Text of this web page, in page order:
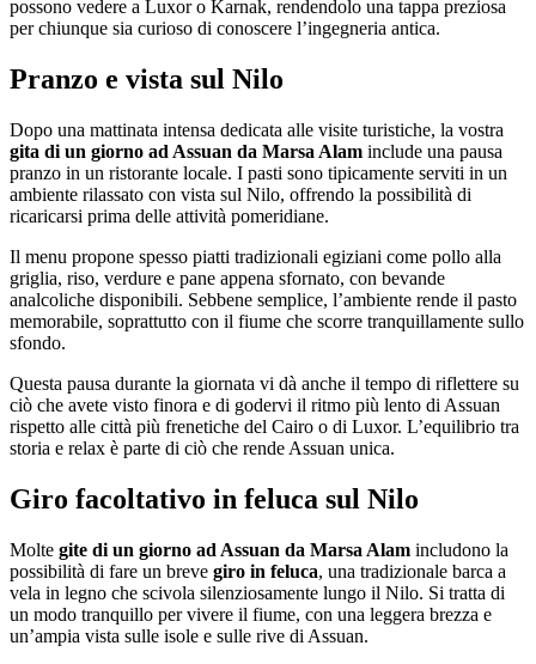
possono vedere a Luxor o Karnak, rendendolo una tappa preziosa
per chiunque sia curioso di conoscere l’ingegneria antica.
Pranzo e vista sul Nilo
Dopo una mattinata intensa dedicata alle visite turistiche, la vostra
gita di un giorno ad Assuan da Marsa Alam include una pausa
pranzo in un ristorante locale. I pasti sono tipicamente serviti in un
ambiente rilassato con vista sul Nilo, offrendo la possibilità di
ricaricarsi prima delle attività pomeridiane.
Il menu propone spesso piatti tradizionali egiziani come pollo alla
griglia, riso, verdure e pane appena sfornato, con bevande
analcoliche disponibili. Sebbene semplice, l’ambiente rende il pasto
memorabile, soprattutto con il fiume che scorre tranquillamente sullo
sfondo.
Questa pausa durante la giornata vi dà anche il tempo di riflettere su
ciò che avete visto finora e di godervi il ritmo più lento di Assuan
rispetto alle città più frenetiche del Cairo o di Luxor. L’equilibrio tra
storia e relax è parte di ciò che rende Assuan unica.
Giro facoltativo in feluca sul Nilo
Molte gite di un giorno ad Assuan da Marsa Alam includono la
possibilità di fare un breve giro in feluca, una tradizionale barca a
vela in legno che scivola silenziosamente lungo il Nilo. Si tratta di
un modo tranquillo per vivere il fiume, con una leggera brezza e
un’ampia vista sulle isole e sulle rive di Assuan.